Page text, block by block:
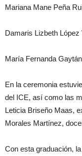
Mariana Mane Peña
Damaris Lizbeth López
María Fernanda
En la ceremonia
del ICE, así como las
Leticia Briseño Maas,
Morales Martínez,
Con esta graduación,